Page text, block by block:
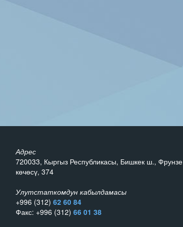
Адрес
720033, Кыргыз Республикасы, Бишкек ш., Фрунзе
көчөсү, 374
Улутстаткомдун кабылдамасы
+996 (312) 62 60 84
Факс: +996 (312) 66 01 38